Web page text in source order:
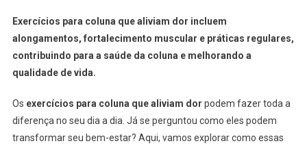
Exercícios para coluna que aliviam dor incluem
alongamentos, fortalecimento muscular e práticas regulares,
contribuindo para a saúde da coluna e melhorando a
qualidade de vida.
Os exercícios para coluna que aliviam dor podem fazer toda a
diferença no seu dia a dia. Já se perguntou como eles podem
transformar seu bem-estar? Aqui, vamos explorar como essas